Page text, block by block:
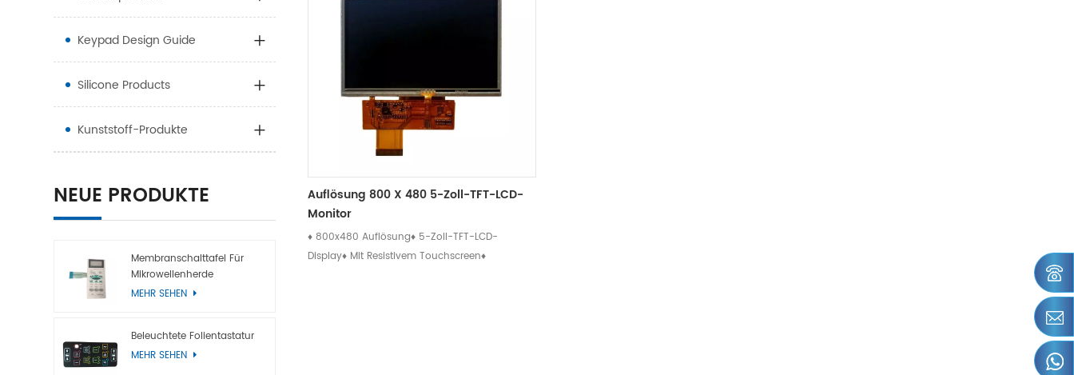
Auflösung 800 X 480 5-Zoll-TFT-LCD-
Monitor
♦ 800x480 Auflösung♦ 5-Zoll-TFT-LCD-
Display♦ Mit Resistivem Touchscreen♦
Keypad Design Guide
Silicone Products
Kunststoff-Produkte
NEUE PRODUKTE
Membranschalttafel Für
Mikrowellenherde
MEHR SEHEN
Beleuchtete Folientastatur
MEHR SEHEN